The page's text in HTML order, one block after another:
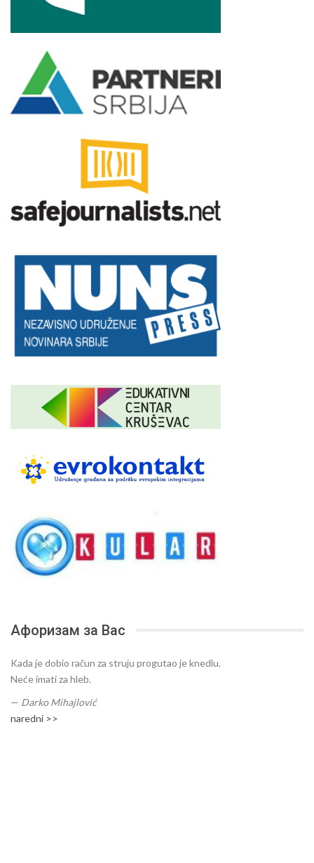
Афоризам за Вас
Kada je dobio račun za struju progutao je knedlu.
Neće imati za hleb.
— Darko Mihajlović
naredni >>